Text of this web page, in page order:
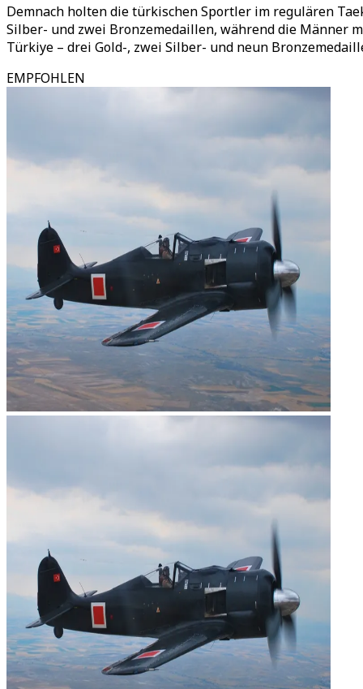
Demnach holten die türkischen Sportler im regulären
Silber- und zwei Bronzemedaillen, während die Männer
Türkiye – drei Gold-, zwei Silber- und neun
EMPFOHLEN